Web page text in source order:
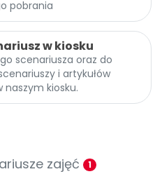
pobrania
w kiosku
scenariusza oraz do
i artykułów
kiosku.
zajęć 1